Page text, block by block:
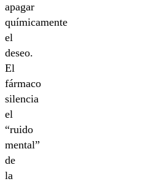
apagar
químicamente
el
deseo.
El
fármaco
silencia
el
“ruido
mental”
de
la